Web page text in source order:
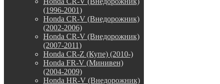
(1996-2001)
Honda CR-V (Внедорожник)
(2002-2006)
Honda CR-V (Внедорожник)
(2007-2011)
Honda CR-Z (Купе) (2010-)
Honda FR-V (Минивен)
(2004-2009)
Honda HR-V (Внедорожник)